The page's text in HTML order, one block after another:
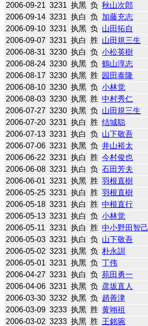
2006-09-21 3231 执黑 负 秋山次郎
2006-09-14 3231 执白 负 加藤充志
2006-09-10 3231 执黑 负 山田拓自
2006-09-07 3231 执白 胜 山田規三生
2006-08-31 3230 执白 负 小松英樹
2006-08-24 3230 执黑 负 鶴山淳志
2006-08-17 3230 执黑 胜 园田泰隆
2006-08-10 3230 执黑 负 小林觉
2006-08-03 3230 执黑 胜 中村秀仁
2006-07-27 3230 执黑 负 山田規三生
2006-07-20 3231 执白 胜 结城聪
2006-07-13 3231 执白 负 山下敬吾
2006-07-06 3231 执黑 负 井山裕太
2006-06-22 3231 执白 胜 今村俊也
2006-06-08 3231 执白 负 石田芳夫
2006-06-01 3231 执黑 胜 羽根直樹
2006-05-25 3231 执白 胜 羽根直樹
2006-05-18 3231 执白 胜 中根直行
2006-05-13 3231 执白 负 小林觉
2006-05-11 3231 执白 胜 中小野田智己
2006-05-03 3231 执白 负 山下敬吾
2006-05-02 3231 执黑 负 朴永訓
2006-05-01 3231 执黑 负 丁伟
2006-04-27 3231 执白 负 苑田勇一
2006-04-06 3231 执黑 负 彦坂直人
2006-03-30 3232 执黑 负 趙善津
2006-03-09 3233 执黑 胜 黄翊祖
2006-03-02 3233 执黑 胜 王銘琬